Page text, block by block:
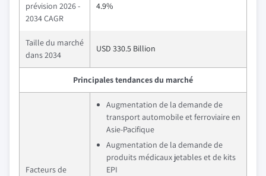
prévision 2026 -
2034 CAGR
4.9%
Taille du marché
dans 2034
USD 330.5 Billion
Principales tendances du marché
Facteurs de
Augmentation de la demande de
transport automobile et ferroviaire en
Asie-Pacifique
Augmentation de la demande de
produits médicaux jetables et de kits
EPI